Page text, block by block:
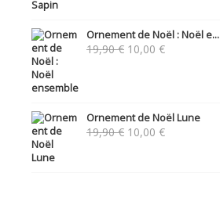
Ornement de Noël : Noël e...
19,90€ Le
10,00 €Le
Ornement de Noël Lune
19,90€ Le
10,00 €Le